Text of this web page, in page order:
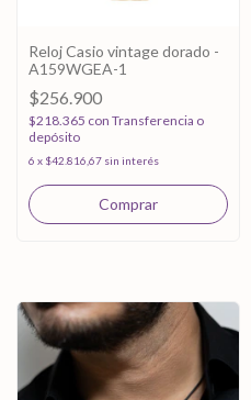
Reloj Casio vintage dorado -
A159WGEA-1
$256.900
$218.365 con Transferencia o
depósito
6 x $42.816,67 sin interés